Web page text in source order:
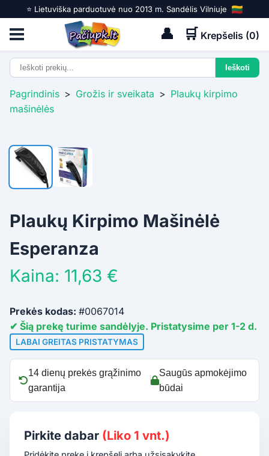
⭐️ Lietuviška parduotuvė nuo 2013 m. Sandėlis Vilniuje
👤 🛒 Krepšelis (0)
Pagrindinis > Grožis ir sveikata > Plaukų kirpimo
mašinėlės
Plaukų Kirpimo Mašinėlė
Esperanza
Kaina: 11,63 €
Prekės kodas: #0067014
✔ Šią prekę turime sandėlyje. Pristatysime per 1-2 d.
LABAI GREITAS PRISTATYMAS
14 dienų prekės grąžinimo
garantija
Saugūs apmokėjimo
būdai
Pirkite dabar (Liko 1 vnt.)